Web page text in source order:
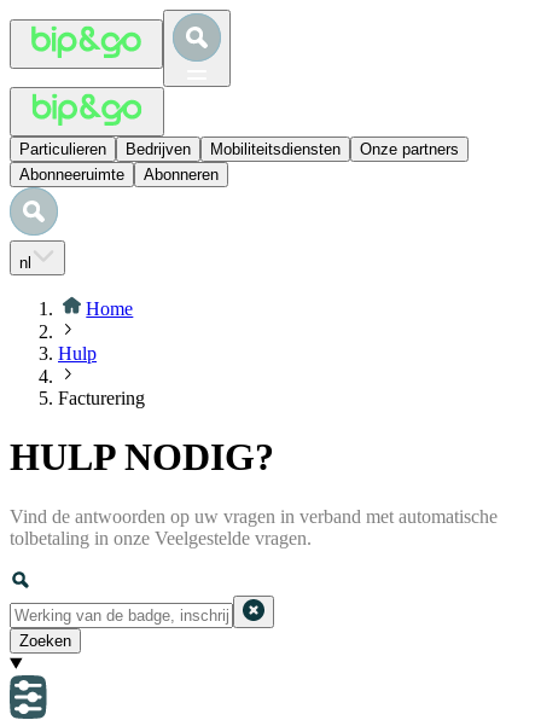
Particulieren Bedrijven Mobiliteitsdiensten
Onze partners
Abonneeruimte
Abonneren
nl
Home
Hulp
Facturering
HULP NODIG?
Vind de antwoorden op uw vragen in verband met automatische
tolbetaling in onze Veelgestelde vragen.
Zoeken